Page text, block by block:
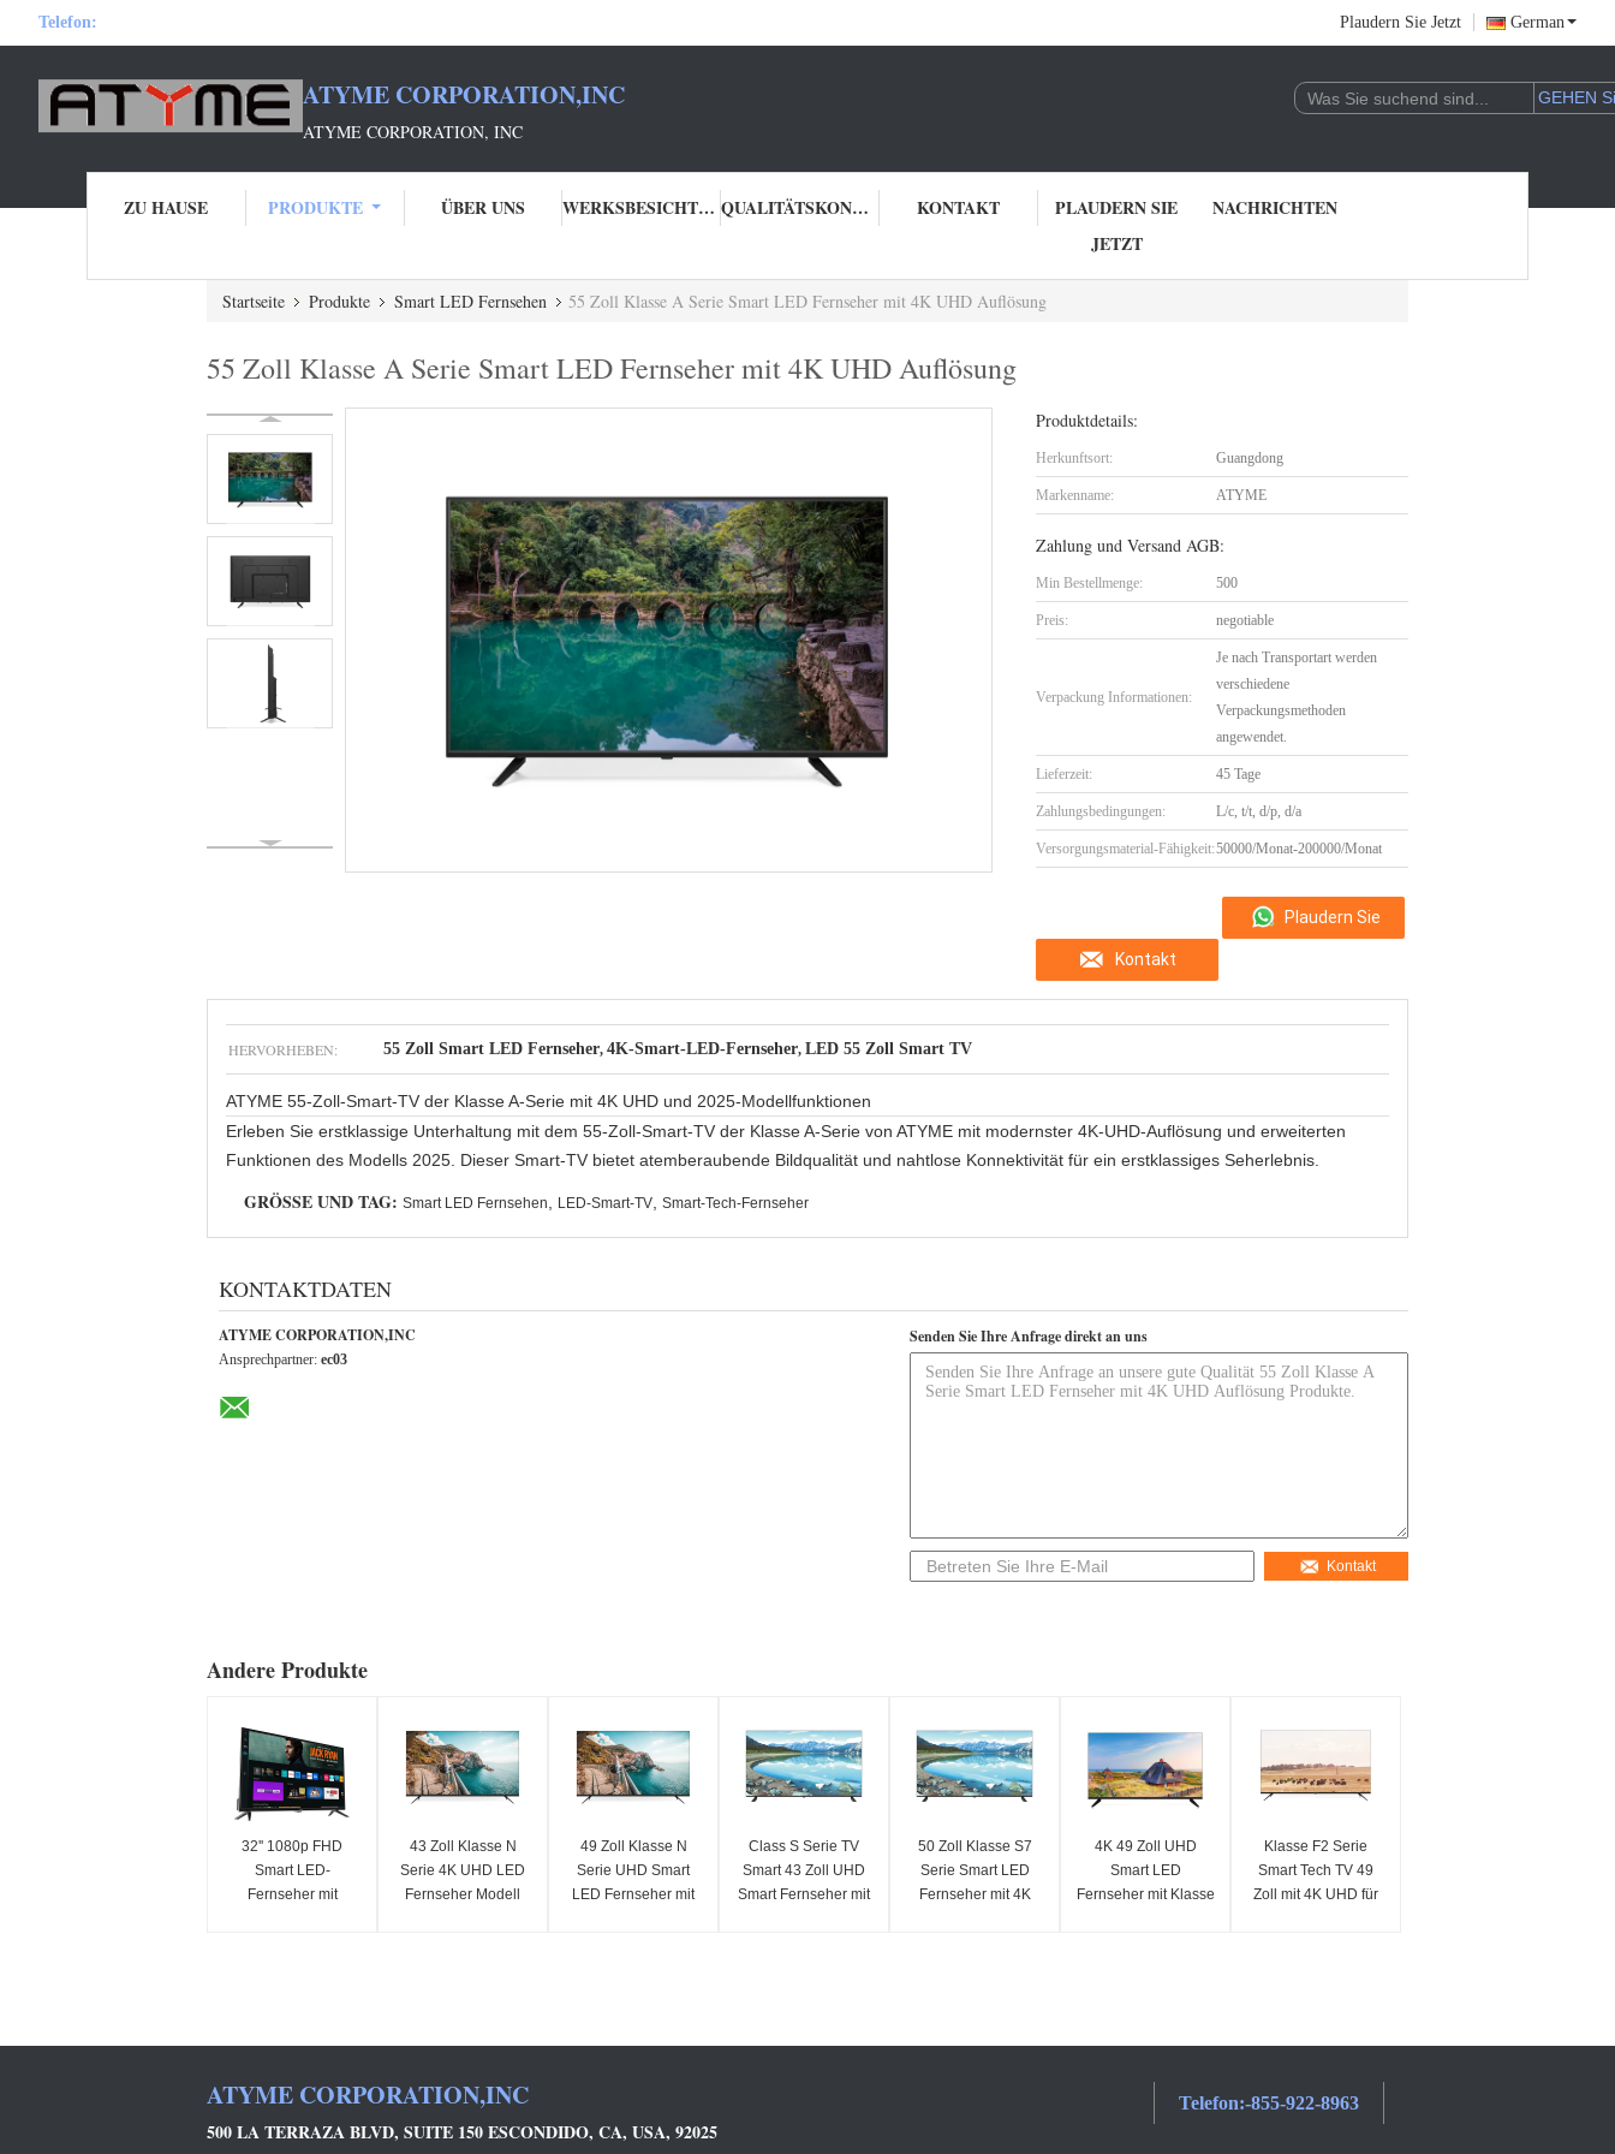
Telefon: Plaudern Sie Jetzt German
ATYME CORPORATION,INC
ATYME CORPORATION, INC
ZU HAUSE PRODUKTE ÜBER UNS WERKSBESICHTIGUNG QUALITÄTSKONTROLLE KONTAKT
PLAUDERN SIE
JETZT
NACHRICHTEN
Startseite Produkte Smart LED Fernsehen 55 Zoll Klasse A Serie Smart LED Fernseher mit 4K UHD Auflösung
55 Zoll Klasse A Serie Smart LED Fernseher mit 4K UHD Auflösung
Produktdetails:
Herkunftsort: Guangdong
Markenname: ATYME
Zahlung und Versand AGB:
Min Bestellmenge: 500
Preis: negotiable
Verpackung Informationen:
Je nach Transportart werden
verschiedene
Verpackungsmethoden
angewendet.
Lieferzeit: 45 Tage
Zahlungsbedingungen: L/c, t/t, d/p, d/a
Versorgungsmaterial-Fähigkeit:50000/Monat-200000/Monat
Kontakt
Plaudern Sie
HERVORHEBEN: 55 Zoll Smart LED Fernseher, 4K-Smart-LED-Fernseher, LED 55 Zoll Smart TV
ATYME 55-Zoll-Smart-TV der Klasse A-Serie mit 4K UHD und 2025-Modellfunktionen
Erleben Sie erstklassige Unterhaltung mit dem 55-Zoll-Smart-TV der Klasse A-Serie von ATYME mit modernster 4K-UHD-Auflösung und erweiterten
Funktionen des Modells 2025. Dieser Smart-TV bietet atemberaubende Bildqualität und nahtlose Konnektivität für ein erstklassiges Seherlebnis.
GRÖSSE UND TAG: Smart LED Fernsehen LED-Smart-TV Smart-Tech-Fernseher
KONTAKTDATEN
ATYME CORPORATION,INC
Ansprechpartner: ec03
Senden Sie Ihre Anfrage direkt an uns
Kontakt
Andere Produkte
32'' 1080p FHD
Smart LED-
Fernseher mit
43 Zoll Klasse N
Serie 4K UHD LED
Fernseher Modell
49 Zoll Klasse N
Serie UHD Smart
LED Fernseher mit
Class S Serie TV
Smart 43 Zoll UHD
Smart Fernseher mit
50 Zoll Klasse S7
Serie Smart LED
Fernseher mit 4K
4K 49 Zoll UHD
Smart LED
Fernseher mit Klasse
Klasse F2 Serie
Smart Tech TV 49
Zoll mit 4K UHD für
ATYME CORPORATION,INC
500 LA TERRAZA BLVD, SUITE 150 ESCONDIDO, CA, USA, 92025
Telefon:-855-922-8963